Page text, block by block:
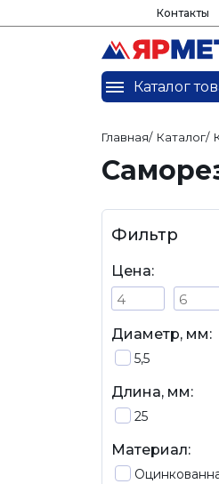
Контакты
Каталог
Главная/ Каталог/
Фильтр
Цена:
Диаметр, мм:
5,5
Длина, мм:
25
Материал: